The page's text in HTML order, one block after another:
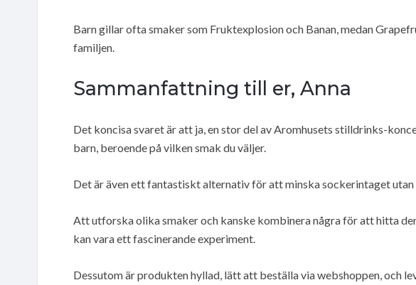
Barn gillar ofta smaker som Fruktexplosion och Banan, medan
familjen.
Sammanfattning till er, Anna
Det koncisa svaret är att ja, en stor del av Aromhusets stilldrinks-
barn, beroende på vilken smak du väljer.
Det är även ett fantastiskt alternativ för att minska sockerintaget utan
Att utforska olika smaker och kanske kombinera några för att hitta
kan vara ett fascinerande experiment.
Dessutom är produkten hyllad, lätt att beställa via webshoppen, och